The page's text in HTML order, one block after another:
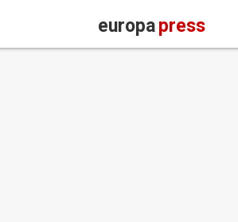
europapress